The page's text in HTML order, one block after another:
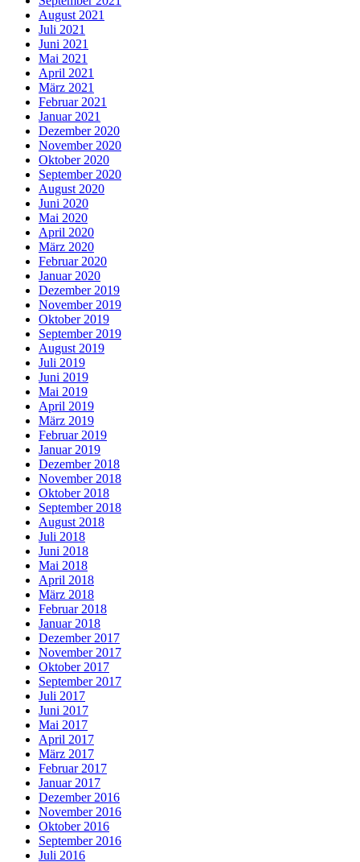
August 2021
Juli 2021
Juni 2021
Mai 2021
April 2021
März 2021
Februar 2021
Januar 2021
Dezember 2020
November 2020
Oktober 2020
September 2020
August 2020
Juni 2020
Mai 2020
April 2020
März 2020
Februar 2020
Januar 2020
Dezember 2019
November 2019
Oktober 2019
September 2019
August 2019
Juli 2019
Juni 2019
Mai 2019
April 2019
März 2019
Februar 2019
Januar 2019
Dezember 2018
November 2018
Oktober 2018
September 2018
August 2018
Juli 2018
Juni 2018
Mai 2018
April 2018
März 2018
Februar 2018
Januar 2018
Dezember 2017
November 2017
Oktober 2017
September 2017
Juli 2017
Juni 2017
Mai 2017
April 2017
März 2017
Februar 2017
Januar 2017
Dezember 2016
November 2016
Oktober 2016
September 2016
Juli 2016